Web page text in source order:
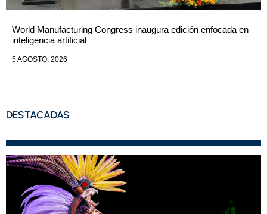
World Manufacturing Congress inaugura edición enfocada en
inteligencia artificial
5 AGOSTO, 2026
DESTACADAS